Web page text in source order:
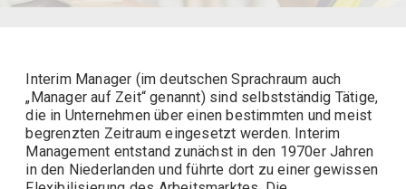
Interim Manager (im deutschen Sprachraum auch
„Manager auf Zeit“ genannt) sind selbstständig Tätige,
die in Unternehmen über einen bestimmten und meist
begrenzten Zeitraum eingesetzt werden. Interim
Management entstand zunächst in den 1970er Jahren
in den Niederlanden und führte dort zu einer gewissen